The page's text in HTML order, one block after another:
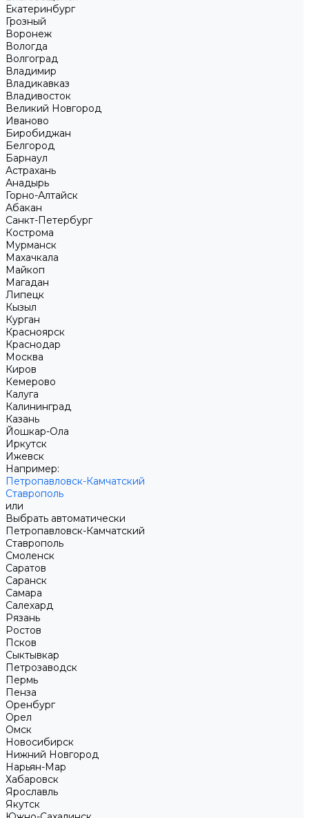
Екатеринбург
Грозный
Воронеж
Вологда
Волгоград
Владимир
Владикавказ
Владивосток
Великий Новгород
Иваново
Биробиджан
Белгород
Барнаул
Астрахань
Анадырь
Горно-Алтайск
Абакан
Санкт-Петербург
Кострома
Мурманск
Махачкала
Майкоп
Магадан
Липецк
Кызыл
Курган
Красноярск
Краснодар
Москва
Киров
Кемерово
Калуга
Калининград
Казань
Йошкар-Ола
Иркутск
Ижевск
Например:
Петропавловск-Камчатский
Ставрополь
или
Выбрать автоматически
Петропавловск-Камчатский
Ставрополь
Смоленск
Саратов
Саранск
Самара
Салехард
Рязань
Ростов
Псков
Сыктывкар
Петрозаводск
Пермь
Пенза
Оренбург
Орел
Омск
Новосибирск
Нижний Новгород
Нарьян-Мар
Хабаровск
Ярославль
Якутск